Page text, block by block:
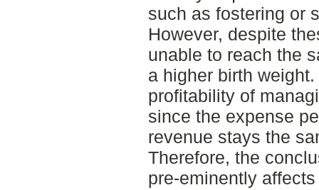
such as fostering or
However, despite
unable to reach the
a higher birth
profitability of
since the expense
revenue stays the
Therefore, the
pre-eminently